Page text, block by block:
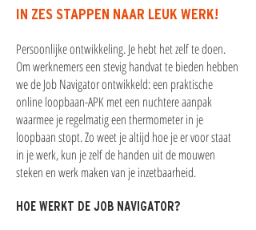
IN ZES STAPPEN NAAR LEUK WERK!​
Persoonlijke ontwikkeling. Je hebt het zelf te doen.
Om werknemers een stevig handvat te bieden hebben
we de Job Navigator ontwikkeld: een praktische
online loopbaan-APK met een nuchtere aanpak
waarmee je regelmatig een thermometer in je
loopbaan stopt. Zo weet je altijd hoe je er voor staat
in je werk, kun je zelf de handen uit de mouwen
steken en werk maken van je inzetbaarheid.
HOE WERKT DE JOB NAVIGATOR?